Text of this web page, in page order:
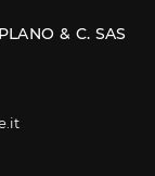
& C. SAS